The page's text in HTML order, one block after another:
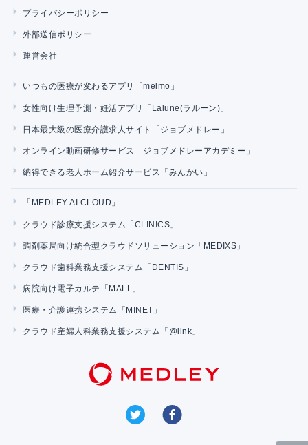
プライバシーポリシー
外部送信ポリシー
運営会社
いつもの医療が変わるアプリ「melmo」
女性向け生理予測・妊活アプリ「Lalune(ラルーン)」
日本最大級の医療介護求人サイト「ジョブメドレー」
オンライン動画研修サービス「ジョブメドレーアカデミー」
納得できる老人ホーム紹介サービス「みんかい」
「MEDLEY AI CLOUD」
クラウド診療支援システム「CLINICS」
調剤薬局向け統合型クラウドソリューション「MEDIXS」
クラウド歯科業務支援システム「DENTIS」
病院向け電子カルテ「MALL」
医療・介護連携システム「MINET」
クラウド産婦人科業務支援システム「@link」